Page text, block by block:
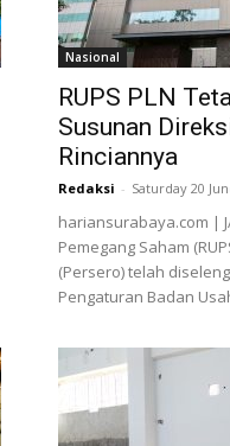
Nasional
RUPS PLN
Susunan
Rinciannya
Redaksi - Saturday 20
hariansurabaya.com |
Pemegang Saham
(Persero) telah
Pengaturan Badan